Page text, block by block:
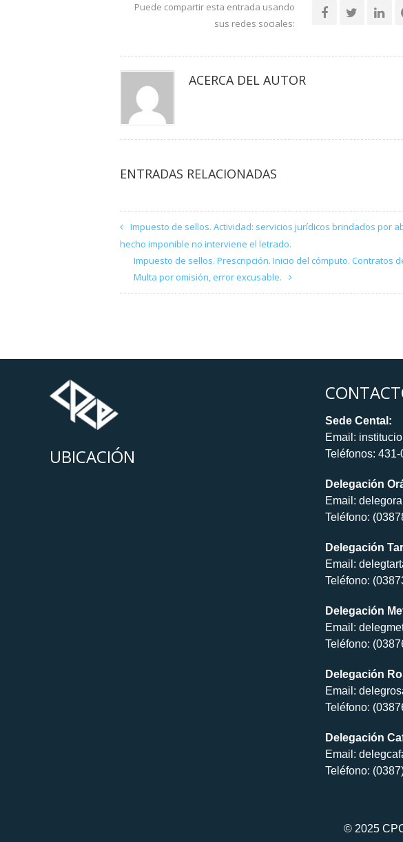
Puede compartir esta entrada usando
sus redes sociales:
ACERCA DEL AUTOR
ENTRADAS RELACIONADAS
Impuesto de sellos. Actividad: servicios jurídicos brindados por
hecho imponible no interviene el letrado.
Impuesto de sellos. Prescripción. Inicio del cómputo. Contratos
Multa por omisión, error excusable.
UBICACIÓN
Sede Cental:
Email:
Teléfonos:
Delegación
Email:
Teléfono:
Delegación
Email:
Teléfono:
Delegación
Email:
Teléfono:
Delegación
Email:
Teléfono:
Delegación
Email:
Teléfono:
© 2025